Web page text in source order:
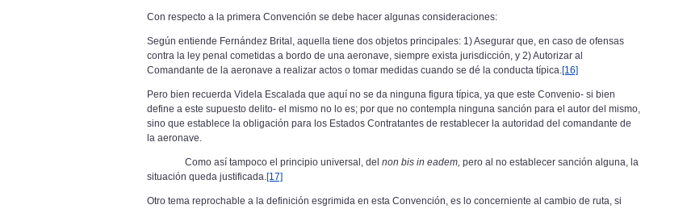
Con respecto a la primera Convención se debe hacer algunas consideraciones:
Según entiende Fernández Brital, aquella tiene dos objetos principales: 1) Asegurar que, en caso de ofensas
contra la ley penal cometidas a bordo de una aeronave, siempre exista jurisdicción, y 2) Autorizar al
Comandante de la aeronave a realizar actos o tomar medidas cuando se dé la conducta típica.[16]
Pero bien recuerda Videla Escalada que aquí no se da ninguna figura típica, ya que este Convenio- si bien
define a este supuesto delito- el mismo no lo es; por que no contempla ninguna sanción para el autor del mismo,
sino que establece la obligación para los Estados Contratantes de restablecer la autoridad del comandante de
la aeronave.
Como así tampoco el principio universal, delnon bis in eadem, pero al no establecer sanción alguna, la
situación queda justificada.[17]
Otro tema reprochable a la definición esgrimida en esta Convención, es lo concerniente al cambio de ruta, si